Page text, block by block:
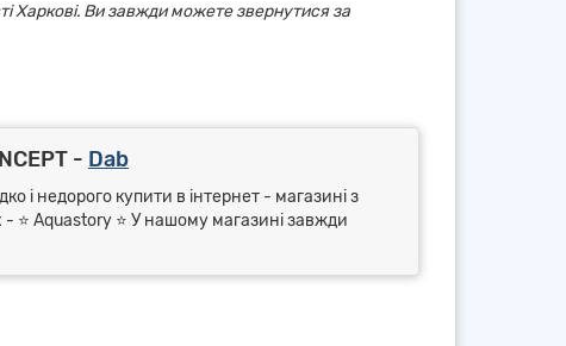
Харкові. Ви завжди можете звернутися за
- Dab
і недорого купити в інтернет - магазині з
- ⭐ Aquastory ⭐ У нашому магазині завжди